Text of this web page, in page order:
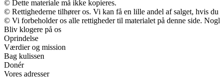
© Dette materiale må ikke kopieres.
© Rettighederne tilhører os. Vi kan få en lille andel af salget, hvis
© Vi forbeholder os alle rettigheder til materialet på denne side.
Bliv klogere på os
Oprindelse
Værdier og mission
Bag kulissen
Donér
Vores adresser